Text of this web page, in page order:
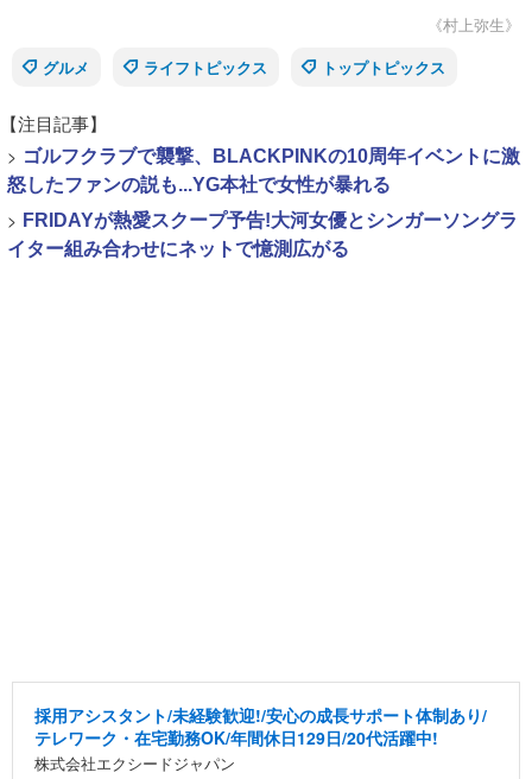
《村上弥生》
グルメ
ライフトピックス トップトピックス
【注目記事】
> ゴルフクラブで襲撃、BLACKPINKの10周年イベントに激
怒したファンの説も...YG本社で女性が暴れる
> FRIDAYが熱愛スクープ予告!大河女優とシンガーソングラ
イター組み合わせにネットで憶測広がる
採用アシスタント/未経験歓迎!/安心の成長サポート体制あり/
テレワーク・在宅勤務OK/年間休日129日/20代活躍中!
株式会社エクシードジャパン